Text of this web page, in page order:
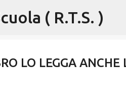
Passa ai contenuti principali
( R.T.S. )
LO LEGGA ANCHE